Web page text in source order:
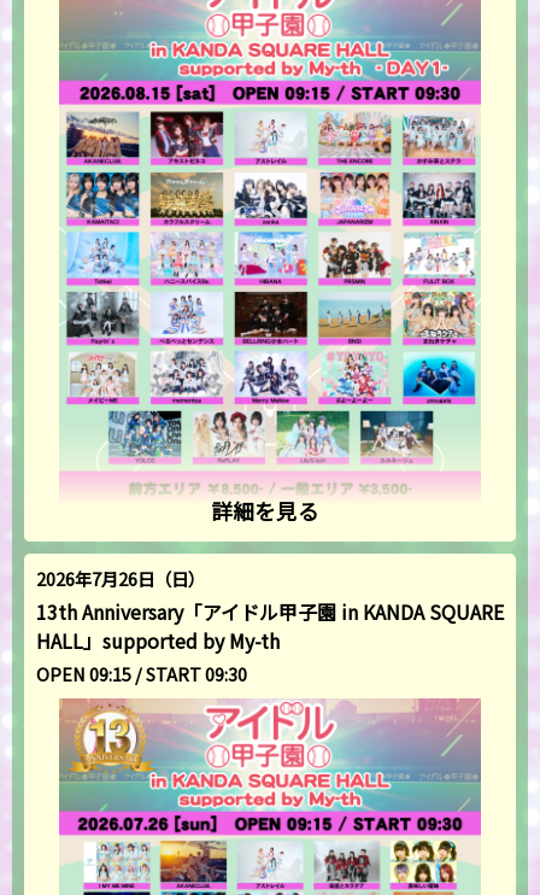
詳細を見る
2026年7月26日（日）
13th Anniversary「アイドル甲子園 in KANDA SQUARE
HALL」supported by My-th
OPEN 09:15 / START 09:30